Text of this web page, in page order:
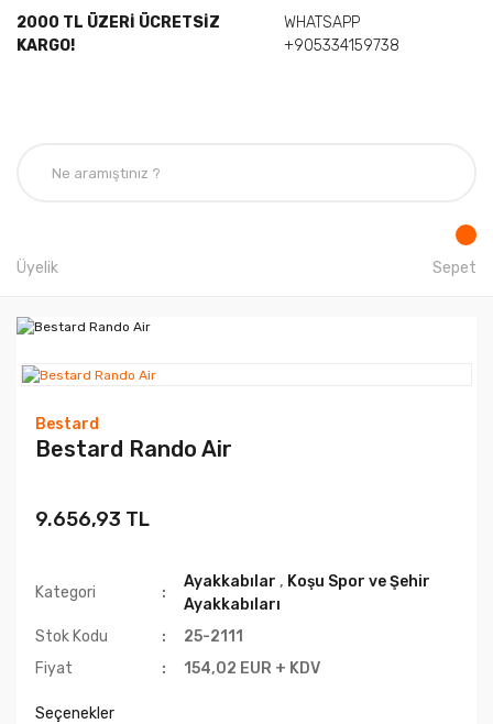
2000 TL ÜZERİ ÜCRETSİZ
KARGO!
WHATSAPP
+905334159738
Üyelik Sepet
Bestard
Bestard Rando Air
9.656,93 TL
Kategori
Ayakkabılar , Koşu Spor ve Şehir
Ayakkabıları
Stok Kodu
25-2111
Fiyat
154,02 EUR + KDV
Seçenekler